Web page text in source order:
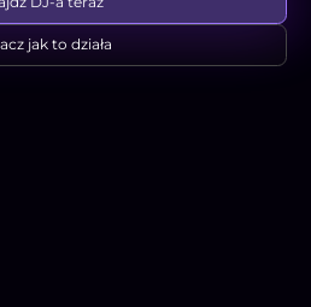
jak to działa